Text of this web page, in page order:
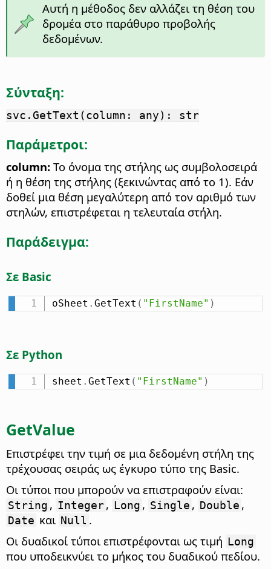
Αυτή η μέθοδος δεν αλλάζει τη θέση του
δρομέα στο παράθυρο προβολής
δεδομένων.
Σύνταξη:
svc.GetText(column: any): str
Παράμετροι:
column: Το όνομα της στήλης ως συμβολοσειρά
ή η θέση της στήλης (ξεκινώντας από το 1). Εάν
δοθεί μια θέση μεγαλύτερη από τον αριθμό των
στηλών, επιστρέφεται η τελευταία στήλη.
Παράδειγμα:
Σε Basic
oSheet . GetText ( "FirstName" )
Σε Python
sheet . GetText ( "FirstName" )
GetValue
Επιστρέφει την τιμή σε μια δεδομένη στήλη της
τρέχουσας σειράς ως έγκυρο τύπο της Basic.
Οι τύποι που μπορούν να επιστραφούν είναι:
String , Integer, Long , Single , Double ,
Date και Null .
Οι δυαδικοί τύποι επιστρέφονται ως τιμή Long
που υποδεικνύει το μήκος του δυαδικού πεδίου.